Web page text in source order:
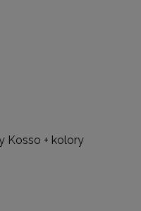
Kosso + kolory